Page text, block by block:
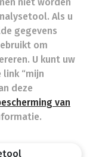
in België
732201
Apothekers,
Brussel
plichtenleer
zorg
Als u
gegevens
om
U kunt uw
“mijn
deze
van